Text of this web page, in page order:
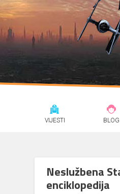
VIJESTI BLOG
Neslužbena
enciklopedija